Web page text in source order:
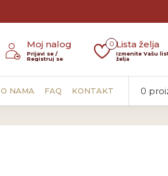
Moj nalog
Prijavi se /
Registruj se
Lista želja
Izmenite Vašu
želja
0
O NAMA FAQ KONTAKT 0